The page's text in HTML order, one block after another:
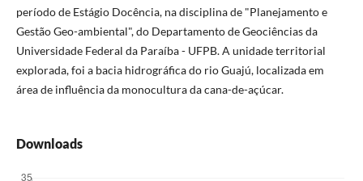
período de Estágio Docência, na disciplina de "Planejamento e
Gestão Geo-ambiental", do Departamento de Geociências da
Universidade Federal da Paraíba - UFPB. A unidade territorial
explorada, foi a bacia hidrográfica do rio Guajú, localizada em
área de influência da monocultura da cana-de-açúcar.
Downloads